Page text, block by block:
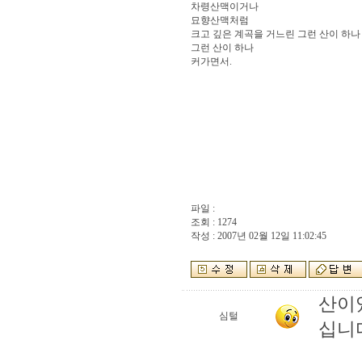
차령산맥이거나
묘향산맥처럼
크고 깊은 계곡을 거느린 그런 산이 하나
그런 산이 하나
커가면서.
파일 :
조회 : 1274
작성 : 2007년 02월 12일 11:02:45
심털
산이
십니